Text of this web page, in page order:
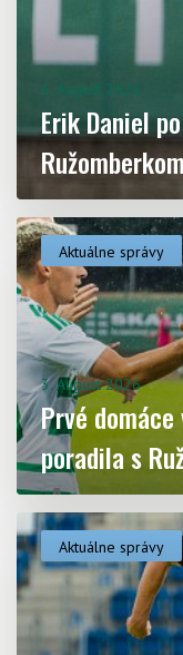
3. August 2026
Erik Daniel
Ružomberkom
Aktuálne správy
3. August 2026
Prvé
poradila s
Aktuálne správy